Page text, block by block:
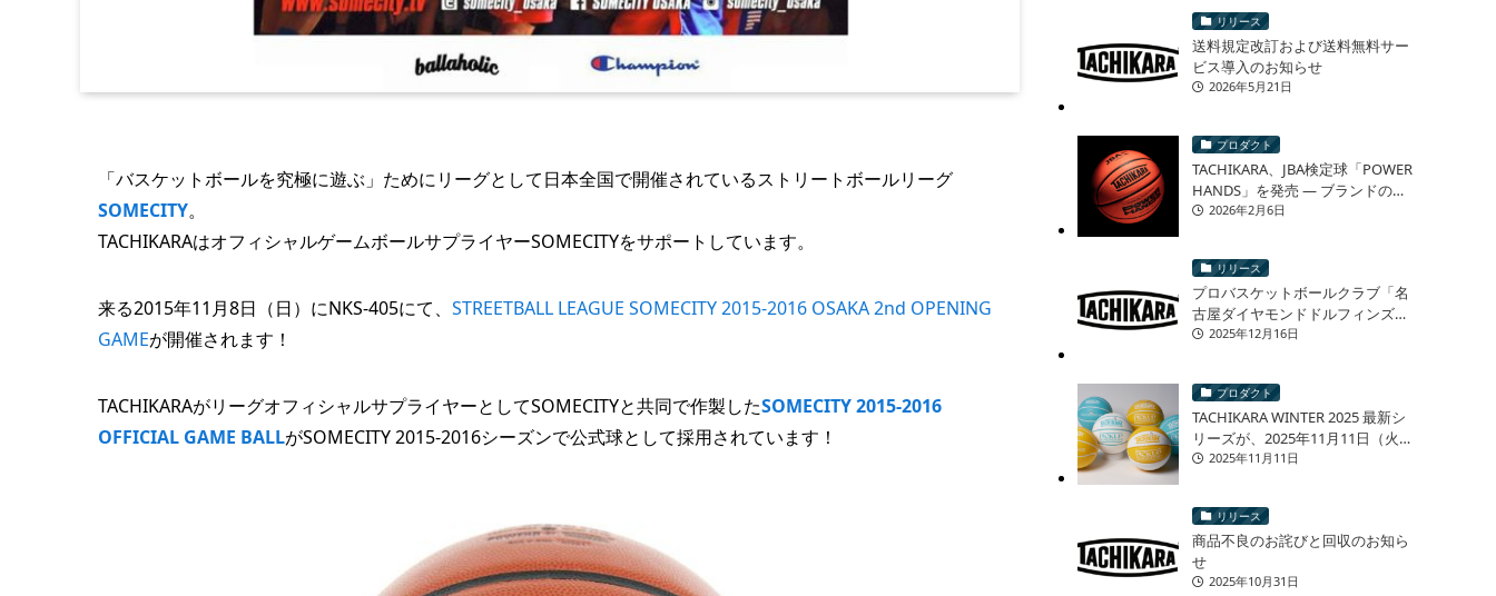
「バスケットボールを究極に遊ぶ」ためにリーグとして日本全国で開催されているストリートボールリーグ
SOMECITY。
TACHIKARAはオフィシャルゲームボールサプライヤーSOMECITYをサポートしています。
来る2015年11月8日（日）にNKS-405にて、 STREETBALL LEAGUE SOMECITY 2015-2016 OSAKA 2nd OPENING
GAMEが開催されます！
TACHIKARAがリーグオフィシャルサプライヤーとしてSOMECITYと共同で作製したSOMECITY 2015-2016
OFFICIAL GAME BALLがSOMECITY 2015-2016シーズンで公式球として採用されています！
リリース
送料規定改訂および送料無料サー
ビス導入のお知らせ
2026年5月21日
プロダクト
TACHIKARA、JBA検定球「POWER
HANDS」を発売 ― ブランドの原
点「手力」を現代の競技シーンへ
2026年2月6日
リリース
プロバスケットボールクラブ「名
古屋ダイヤモンドドルフィンズ」
様とのオリジナルバスケットボー
2025年12月16日
プロダクト
TACHIKARA WINTER 2025 最新シ
リーズが、2025年11月11日（火）
より発売！
2025年11月11日
リリース
商品不良のお詫びと回収のお知ら
せ
2025年10月31日